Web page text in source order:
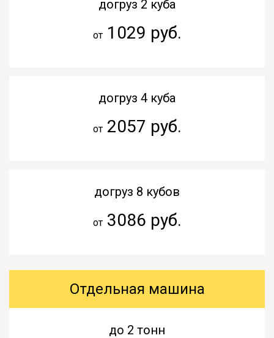
догруз 2 куба
от1029 руб.
догруз 4 куба
от2057 руб.
догруз 8 кубов
от3086 руб.
Отдельная машина
до 2 тонн